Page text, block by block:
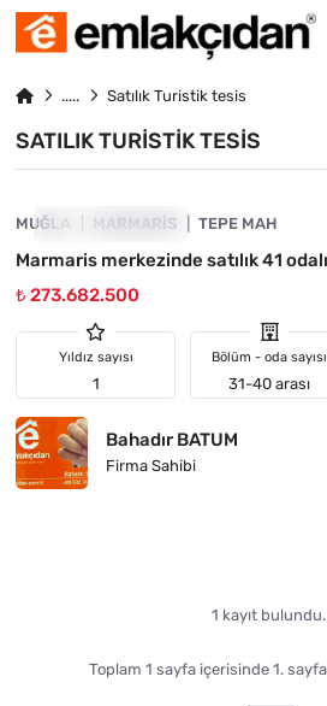
Satılık Turistik tesis
SATILIK TURISTIK TESIS
YATIRIMA UYGUN
MUĞLA MARMARIS TEPE MAH
Marmaris merkezinde satılık 41
₺ 273.682.500
Yıldız sayısı
1
Bölüm - oda sayısı
31-40 arası
Bahadır BATUM
Firma Sahibi
1 kayıt bulundu.
Toplam 1 sayfa içerisinde 1.